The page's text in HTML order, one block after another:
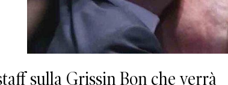
sulla Grissin Bon che verrà